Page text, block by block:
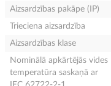
Aizsardzības pakāpe (IP)
Trieciena aizsardzība
Aizsardzības klase
Nominālā apkārtējās vides
temperatūra saskaņā ar